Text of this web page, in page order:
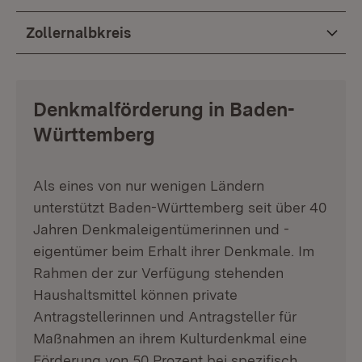
Zollernalbkreis
Denkmalförderung in Baden-
Württemberg
Als eines von nur wenigen Ländern
unterstützt Baden-Württemberg seit über 40
Jahren Denkmaleigentümerinnen und -
eigentümer beim Erhalt ihrer Denkmale. Im
Rahmen der zur Verfügung stehenden
Haushaltsmittel können private
Antragstellerinnen und Antragsteller für
Maßnahmen an ihrem Kulturdenkmal eine